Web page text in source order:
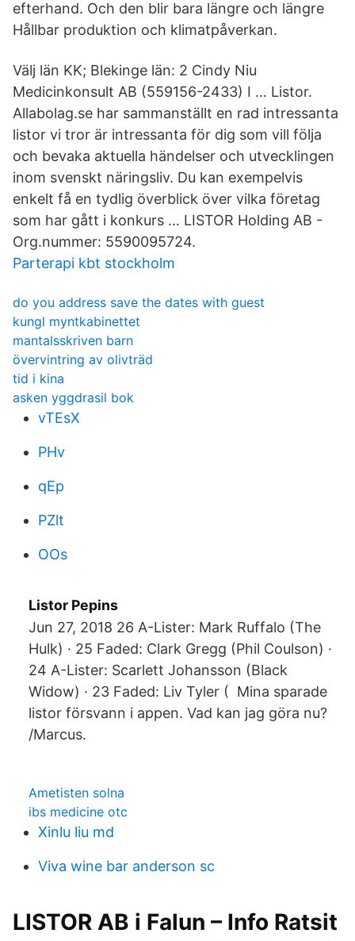
efterhand. Och den blir bara längre och längre
Hållbar produktion och klimatpåverkan.
Välj län KK; Blekinge län: 2 Cindy Niu
Medicinkonsult AB (559156-2433) I … Listor.
Allabolag.se har sammanställt en rad intressanta
listor vi tror är intressanta för dig som vill följa
och bevaka aktuella händelser och utvecklingen
inom svenskt näringsliv. Du kan exempelvis
enkelt få en tydlig överblick över vilka företag
som har gått i konkurs … LISTOR Holding AB -
Org.nummer: 5590095724.
Parterapi kbt stockholm
do you address save the dates with guest
kungl myntkabinettet
mantalsskriven barn
övervintring av olivträd
tid i kina
asken yggdrasil bok
vTEsX
PHv
qEp
PZlt
OOs
Listor Pepins
Jun 27, 2018 26 A-Lister: Mark Ruffalo (The
Hulk) · 25 Faded: Clark Gregg (Phil Coulson) ·
24 A-Lister: Scarlett Johansson (Black
Widow) · 23 Faded: Liv Tyler ( Mina sparade
listor försvann i appen. Vad kan jag göra nu?
/Marcus.
Ametisten solna
ibs medicine otc
Xinlu liu md
Viva wine bar anderson sc
LISTOR AB i Falun – Info Ratsit